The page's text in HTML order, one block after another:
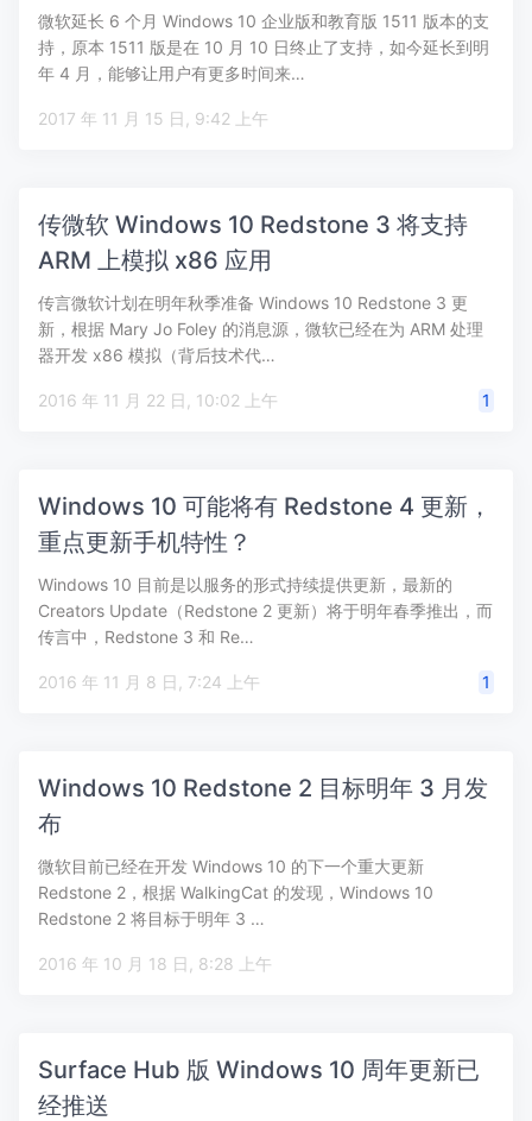
微软延长 6 个月 Windows 10 企业版和教育版 1511 版本的支
持，原本 1511 版是在 10 月 10 日终止了支持，如今延长到明
年 4 月，能够让用户有更多时间来…
2017 年 11 月 15 日, 9:42 上午
传微软 Windows 10 Redstone 3 将支持
ARM 上模拟 x86 应用
传言微软计划在明年秋季准备 Windows 10 Redstone 3 更
新，根据 Mary Jo Foley 的消息源，微软已经在为 ARM 处理
器开发 x86 模拟（背后技术代…
2016 年 11 月 22 日, 10:02 上午 1
Windows 10 可能将有 Redstone 4 更新，
重点更新手机特性？
Windows 10 目前是以服务的形式持续提供更新，最新的
Creators Update（Redstone 2 更新）将于明年春季推出，而
传言中，Redstone 3 和 Re…
2016 年 11 月 8 日, 7:24 上午 1
Windows 10 Redstone 2 目标明年 3 月发
布
微软目前已经在开发 Windows 10 的下一个重大更新
Redstone 2，根据 WalkingCat 的发现，Windows 10
Redstone 2 将目标于明年 3 …
2016 年 10 月 18 日, 8:28 上午
Surface Hub 版 Windows 10 周年更新已
经推送